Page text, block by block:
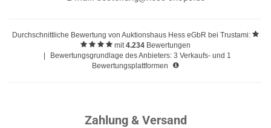
Durchschnittliche Bewertung von Auktionshaus Hess eGbR bei Trustami:
mit4.234 Bewertungen
Bewertungsgrundlage des Anbieters: 3 Verkaufs- und 1
Bewertungsplattformen
Zahlung & Versand